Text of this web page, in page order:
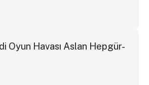
Oyun Havası Aslan Hepgür-